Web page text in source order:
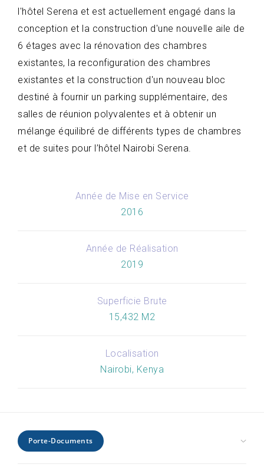
l'hôtel Serena et est actuellement engagé dans la
conception et la construction d'une nouvelle aile de
6 étages avec la rénovation des chambres
existantes, la reconfiguration des chambres
existantes et la construction d'un nouveau bloc
destiné à fournir un parking supplémentaire, des
salles de réunion polyvalentes et à obtenir un
mélange équilibré de différents types de chambres
et de suites pour l’hôtel Nairobi Serena.
Année de Mise en Service
2016
Année de Réalisation
2019
Superficie Brute
15,432 M2
Localisation
Nairobi, Kenya
Porte-Documents